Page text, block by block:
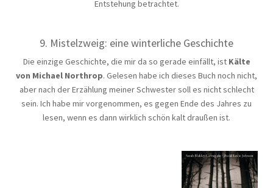
Entstehung betrachtet.
9. Mistelzweig: eine winterliche Geschichte
Die einzige Geschichte, die mir da so gerade einfällt, ist Kälte
von Michael Northrop. Gelesen habe ich dieses Buch noch nicht,
aber nach der Erzählung meiner Schwester soll es nicht schlecht
sein. Ich habe mir vorgenommen, es gegen Ende des Jahres zu
lesen, wenn es dann wirklich schön kalt draußen ist.